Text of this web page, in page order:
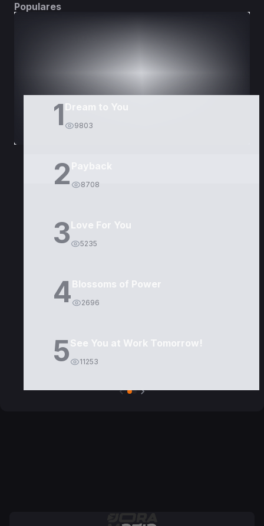
Populares
1 Dream to You
9803
2 8708
3Love For You
5235
4Blossoms of Power
2696
5See You at Work Tomorrow!
11253